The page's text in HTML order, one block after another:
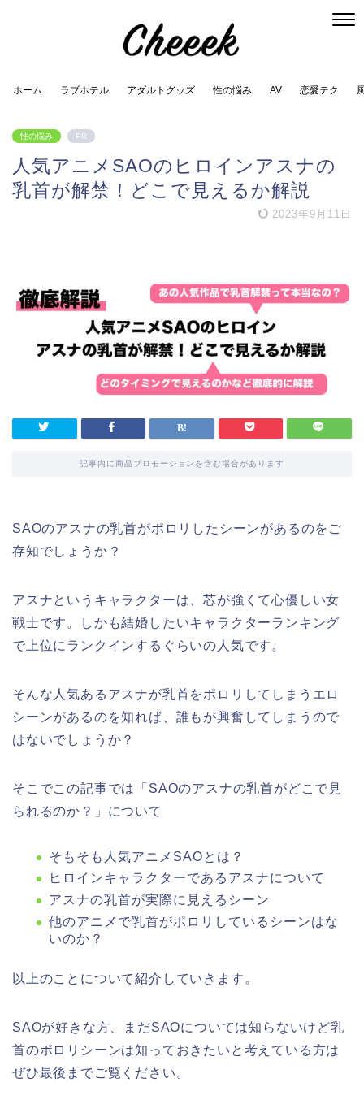
ホーム ラブホテル アダルトグッズ 性の悩み AV 恋愛テク
性の悩み PR
人気アニメSAOのヒロインアスナの
乳首が解禁！どこで見えるか解説
2023年9月11日
記事内に商品プロモーションを含む場合があります
SAOのアスナの乳首がポロリしたシーンがあるのをご
存知でしょうか？
アスナというキャラクターは、芯が強くて心優しい女
戦士です。しかも結婚したいキャラクターランキング
で上位にランクインするぐらいの人気です。
そんな人気あるアスナが乳首をポロリしてしまうエロ
シーンがあるのを知れば、誰もが興奮してしまうので
はないでしょうか？
そこでこの記事では「SAOのアスナの乳首がどこで見
られるのか？」について
そもそも人気アニメSAOとは？
ヒロインキャラクターであるアスナについて
アスナの乳首が実際に見えるシーン
他のアニメで乳首がポロリしているシーンはな
いのか？
以上のことについて紹介していきます。
SAOが好きな方、まだSAOについては知らないけど乳
首のポロリシーンは知っておきたいと考えている方は
ぜひ最後までご覧ください。